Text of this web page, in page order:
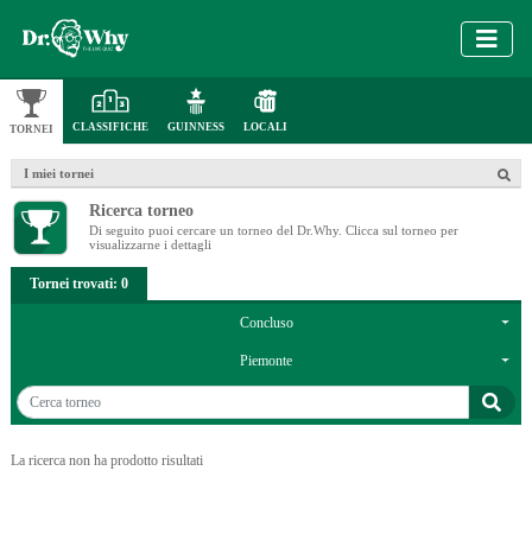
TORNEI CLASSIFICHE GUINNESS LOCALI
I miei tornei
Ricerca torneo
Di seguito puoi cercare un torneo del Dr.Why. Clicca sul torneo per
visualizzarne i dettagli
Tornei trovati: 0
Concluso
Piemonte
La ricerca non ha prodotto risultati